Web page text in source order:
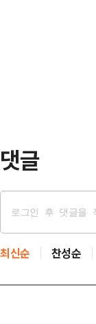
댓글
최신순 찬성순